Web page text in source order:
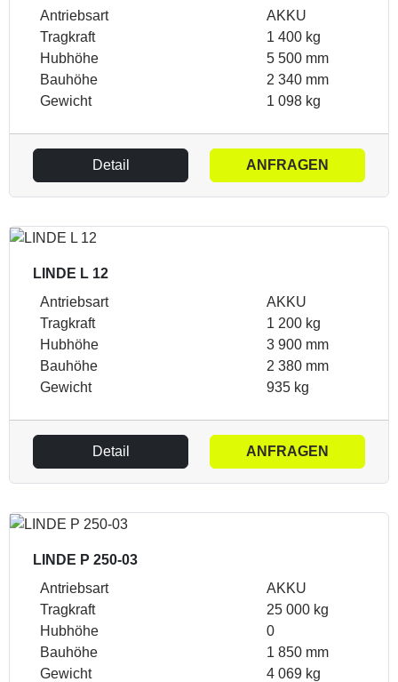
Antriebsart
AKKU
Tragkraft
1 400 kg
Hubhöhe
5 500 mm
Bauhöhe
2 340 mm
Gewicht
1 098 kg
Detail ANFRAGEN
LINDE L 12
Antriebsart
AKKU
Tragkraft
1 200 kg
Hubhöhe
3 900 mm
Bauhöhe
2 380 mm
Gewicht
935 kg
Detail ANFRAGEN
LINDE P 250-03
Antriebsart
AKKU
Tragkraft
25 000 kg
Hubhöhe
0
Bauhöhe
1 850 mm
Gewicht
4 069 kg